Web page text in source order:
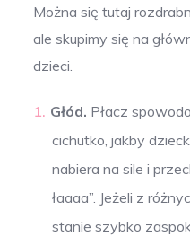
Można się tutaj
ale skupimy się na
dzieci.
Głód. Płacz
cichutko, jakby
nabiera na sile i
łaaaa”. Jeżeli z
stanie szybko